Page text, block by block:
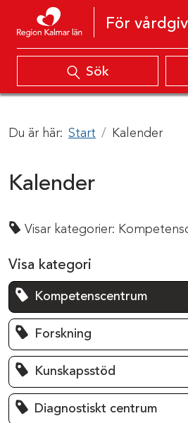
Hoppa till innehåll
För
Sök
Du är här: Start Kalender
Kalender
Visar kategorier:
Visa kategori
Kompetenscentrum
Forskning
Kunskapsstöd
Diagnostiskt centrum